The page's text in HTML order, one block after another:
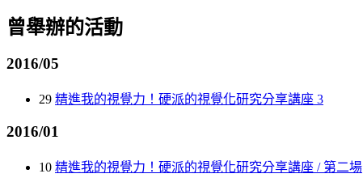
曾舉辦的活動
2016/05
29 精進我的視覺力！硬派的視覺化研究分享講座 3
2016/01
10 精進我的視覺力！硬派的視覺化研究分享講座 / 第二場